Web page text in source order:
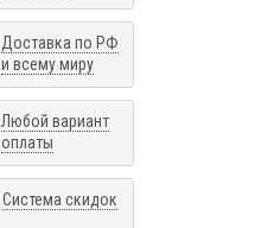
Доставка по РФ
и всему миру
Любой вариант
оплаты
Система скидок